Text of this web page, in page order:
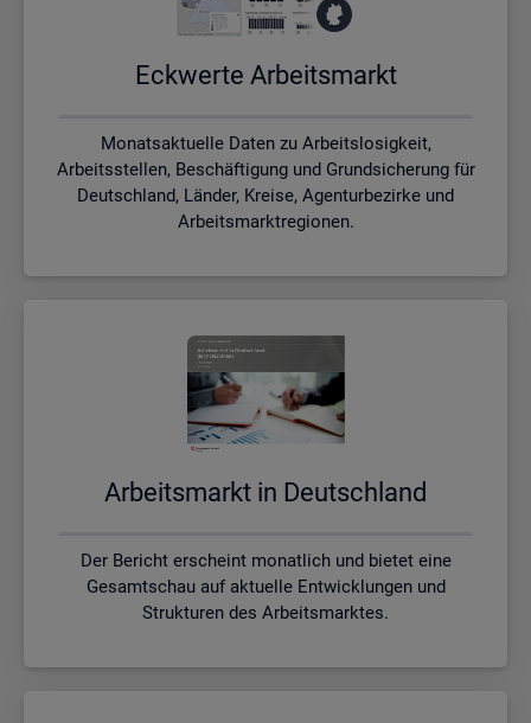
Eck­wer­te Ar­beits­markt
Monatsaktuelle Daten zu Arbeitslosigkeit,
Arbeitsstellen, Beschäftigung und Grundsicherung für
Deutschland, Länder, Kreise, Agenturbezirke und
Arbeitsmarktregionen.
Ar­beits­markt in Deutsch­land
Der Bericht erscheint monatlich und bietet eine
Gesamtschau auf aktuelle Entwicklungen und
Strukturen des Arbeitsmarktes.